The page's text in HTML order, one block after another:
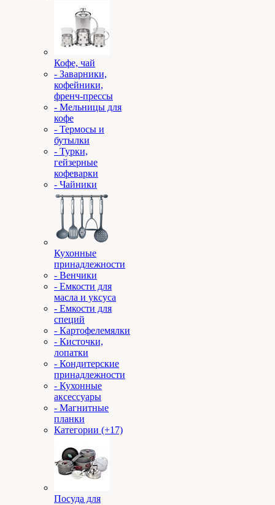
Кофе, чай
- Заварники,
кофейники,
френч-прессы
- Мельницы для
кофе
- Термосы и
бутылки
- Турки,
гейзерные
кофеварки
- Чайники
Кухонные
принадлежности
- Венчики
- Емкости для
масла и уксуса
- Емкости для
специй
- Картофелемялки
- Кисточки,
лопатки
- Кондитерские
принадлежности
- Кухонные
аксессуары
- Магнитные
планки
Категории (+17)
Посуда для